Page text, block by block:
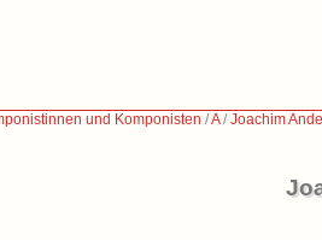
und Komponisten /A/Joachim